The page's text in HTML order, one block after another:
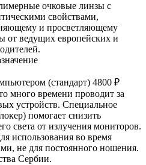
очковые линзы с
свойствами,
и просветляющему
от ведущих европейских и
(стандарт) 4800 ₽
много времени проводит за
устройств. Специальное
помогает снизить
света от излучения мониторов.
использования во время
не для постоянного ношения.
Сербии.